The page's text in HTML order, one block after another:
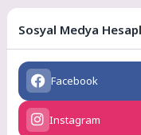
Sosyal Medya
Facebook
Instagram